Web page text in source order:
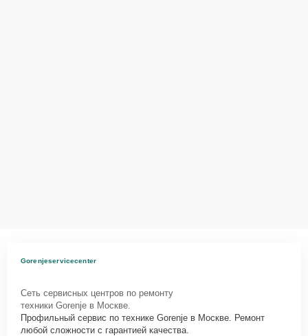
Gorenjeservicecenter
Сеть сервисных центров по ремонту
техники Gorenje в Москве.
Профильный сервис по технике Gorenje в Москве. Ремонт
любой сложности с гарантией качества.